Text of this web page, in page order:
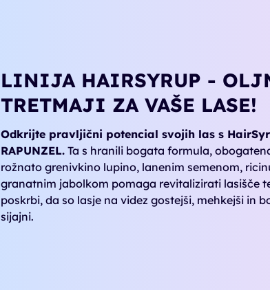
LINIJA HAIRSYRUP -
TRETMAJI ZA VAŠE LASE!
Odkrijte pravljični potencial svojih las s
RAPUNZEL.Ta s hranili bogata formula,
rožnato grenivkino lupino, lanenim semenom,
granatnim jabolkom pomaga revitalizirati lasišče
poskrbi, da so lasje na videz gostejši, mehkejši in
sijajni.